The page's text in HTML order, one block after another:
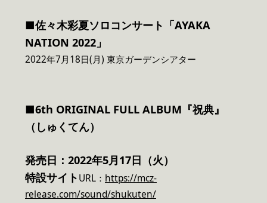
■佐々木彩夏ソロコンサート「AYAKA
NATION 2022」
2022年7月18日(月) 東京ガーデンシアター
■6th ORIGINAL FULL ALBUM『祝典』
（しゅくてん）
発売日：2022年5月17日（火）
特設サイトURL： https://mcz-
release.com/sound/shukuten/